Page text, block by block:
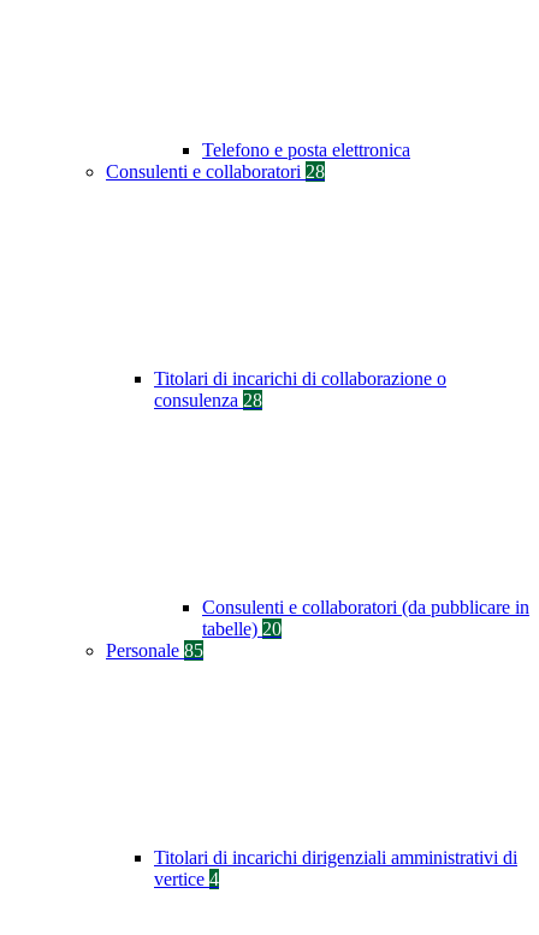
Telefono e posta elettronica
Consulenti e collaboratori 28
Titolari di incarichi di collaborazione o
consulenza 28
Consulenti e collaboratori (da pubblicare in
tabelle) 20
Personale 85
Titolari di incarichi dirigenziali amministrativi di
vertice 4